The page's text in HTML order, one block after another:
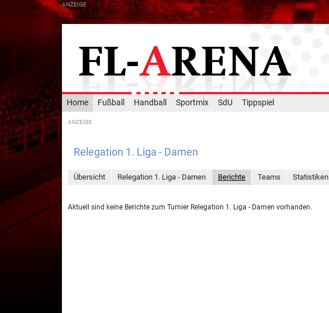
Home Fußball Handball Sportmix SdU Tippspiel
Relegation 1. Liga - Damen
Übersicht Relegation 1. Liga - Damen Berichte Teams Statistiken
Aktuell sind keine Berichte zum Turnier Relegation 1. Liga - Damen vorhanden.